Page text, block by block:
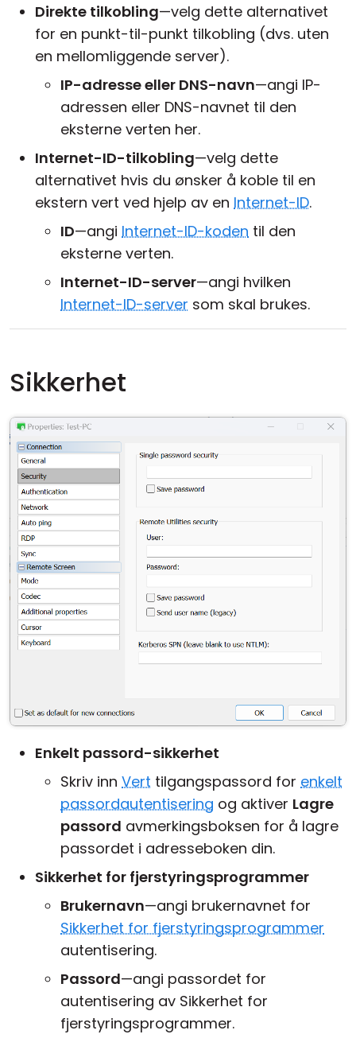
Direkte tilkobling—velg dette alternativet
for en punkt-til-punkt tilkobling (dvs. uten
en mellomliggende server).
IP-adresse eller DNS-navn—angi IP-
adressen eller DNS-navnet til den
eksterne verten her.
Internet-ID-tilkobling—velg dette
alternativet hvis du ønsker å koble til en
ekstern vert ved hjelp av en Internet-ID.
ID—angi Internet-ID-koden til den
eksterne verten.
Internet-ID-server—angi hvilken
Internet-ID-server som skal brukes.
Sikkerhet
Enkelt passord-sikkerhet
Skriv inn Vert tilgangspassord for enkelt
passordautentisering og aktiver Lagre
passord avmerkingsboksen for å lagre
passordet i adresseboken din.
Sikkerhet for fjerstyringsprogrammer
Brukernavn—angi brukernavnet for
Sikkerhet for fjerstyringsprogrammer
autentisering.
Passord—angi passordet for
autentisering av Sikkerhet for
fjerstyringsprogrammer.